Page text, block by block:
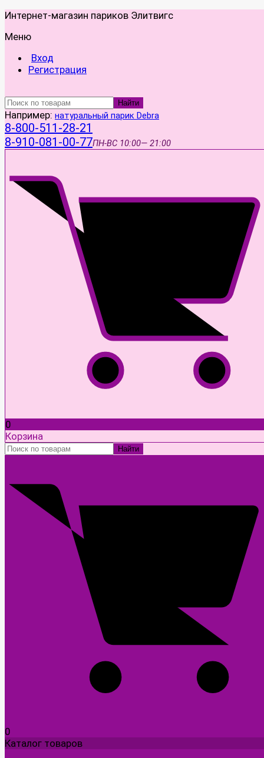
Интернет-магазин париков Элитвигс
Меню
Вход
Регистрация
Найти
Например: натуральный парик Debra
8-800-511-28-21
8-910-081-00-77ПН-ВС 10:00— 21:00
0
Корзина
Найти
0
Каталог товаров